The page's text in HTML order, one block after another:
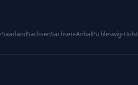
SaarlandSachsenSachsen-AnhaltSchleswig-